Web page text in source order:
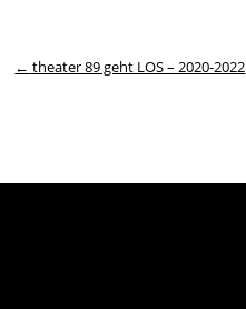
Beitrags-Navigation
← theater 89 geht LOS – 2020-2022